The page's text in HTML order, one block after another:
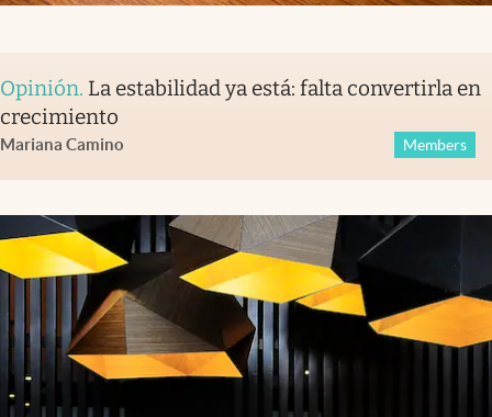
Opinión. La estabilidad ya está: falta convertirla en
crecimiento
Mariana Camino Members